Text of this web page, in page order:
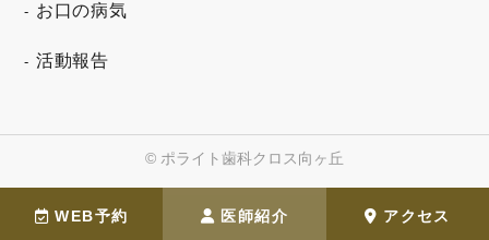
WEB予約 医師紹介 アクセス
お口の病気
活動報告
© ポライト歯科クロス向ヶ丘